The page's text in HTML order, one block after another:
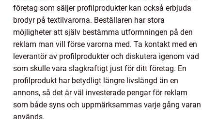
företag som säljer profilprodukter kan också erbjuda
brodyr på textilvarorna. Beställaren har stora
möjligheter att själv bestämma utformningen på den
reklam man vill förse varorna med. Ta kontakt med en
leverantör av profilprodukter och diskutera igenom vad
som skulle vara slagkraftigt just för ditt företag. En
profilprodukt har betydligt längre livslängd än en
annons, så det är väl investerade pengar för reklam
som både syns och uppmärksammas varje gång varan
används.